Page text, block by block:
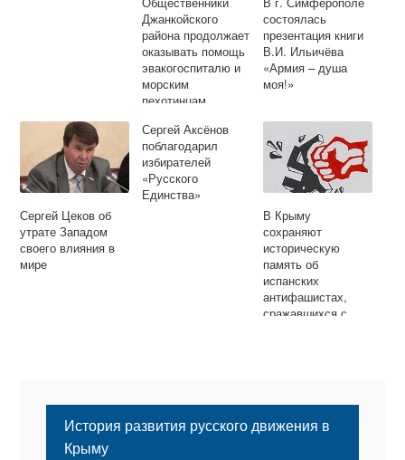
Джанкойского
района продолжает
оказывать помощь
эвакогоспиталю и
морским
пехотинцам
состоялась
презентация книги
В.И. Ильичёва
«Армия – душа
моя!»
Сергей Цеков об
утрате Западом
своего влияния в
мире
Сергей Аксёнов
поблагодарил
избирателей
«Русского
Единства»
В Крыму
сохраняют
историческую
память об
испанских
антифашистах,
сражавшихся с
История развития русского движения в
Крыму